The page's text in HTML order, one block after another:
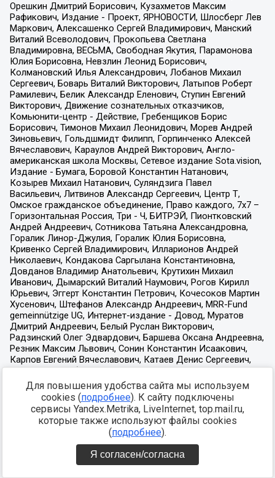
Для повышения удобства сайта мы используем
cookies (подробнее). К сайту подключены
сервисы Yandex.Metrika, LiveInternet, top.mail.ru,
которые также используют файлы cookies
(подробнее).
Я согласен/согласна